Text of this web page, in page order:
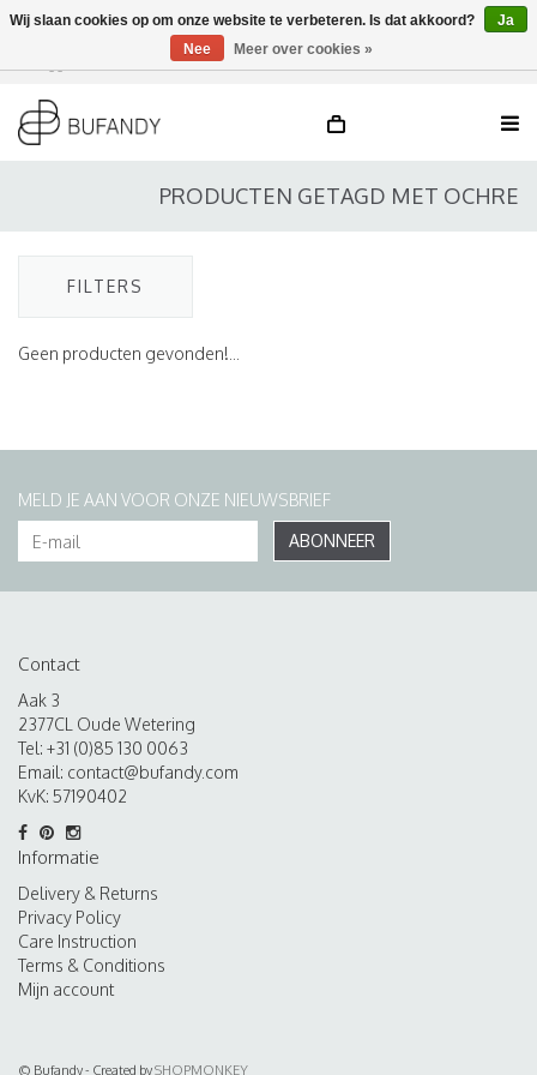
DE / EN
PRODUCTEN GETAGD MET OCHRE
FILTERS
Geen producten gevonden!...
MELD JE AAN VOOR ONZE NIEUWSBRIEF
ABONNEER
Contact
Aak 3
2377CL Oude Wetering
Tel: +31 (0)85 130 0063
Email: contact@bufandy.com
KvK: 57190402
Informatie
Delivery & Returns
Privacy Policy
Care Instruction
Terms & Conditions
Mijn account
© Bufandy - Created bySHOPMONKEY
Wij slaan cookies op om onze website te verbeteren. Is dat akkoord?
Ja
Nee
Meer over cookies »